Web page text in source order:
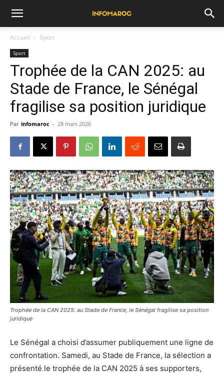
Accueil Sport
Sport
Trophée de la CAN 2025: au
Stade de France, le Sénégal
fragilise sa position juridique
Par infomaroc - 28 mars 2026
Trophée de la CAN 2025: au Stade de France, le Sénégal fragilise sa position
juridique
Le Sénégal a choisi d’assumer publiquement une ligne de
confrontation. Samedi, au Stade de France, la sélection a
présenté le trophée de la CAN 2025 à ses supporters,